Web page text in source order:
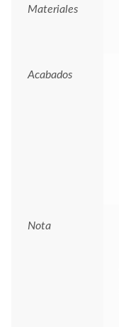
Materiales
Acabados
Nota